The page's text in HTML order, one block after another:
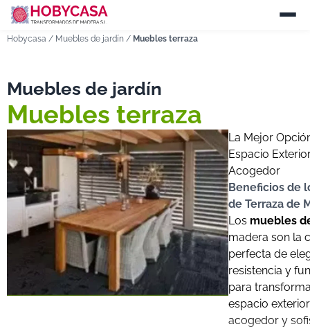
Hobycasa / Muebles de jardín / Muebles terraza
Muebles de jardín
Muebles terraza
La Mejor
Espacio
Acogedor
Beneficios de
de Terraza de
Los muebles
madera son la
perfecta de
resistencia y
para
espacio
acogedor y